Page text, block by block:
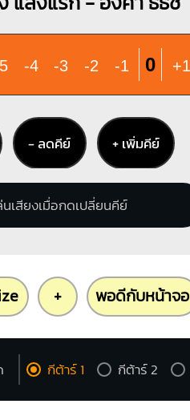
-4 -3 -2 -1 0 +1
− ลดคีย์ + เพิ่มคีย์
นเสียงเมื่อกดเปลี่ยนคีย์
+ พอดีกับหน้าจอ
กีต้าร์ 1 กีต้าร์ 2